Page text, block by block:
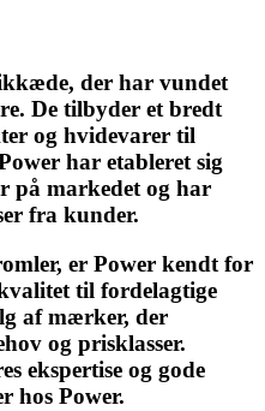
der har vundet
De tilbyder et bredt
og hvidevarer til
har etableret sig
på markedet og har
fra kunder.
er Power kendt for
til fordelagtige
af mærker, der
og prisklasser.
ekspertise og gode
hos Power.